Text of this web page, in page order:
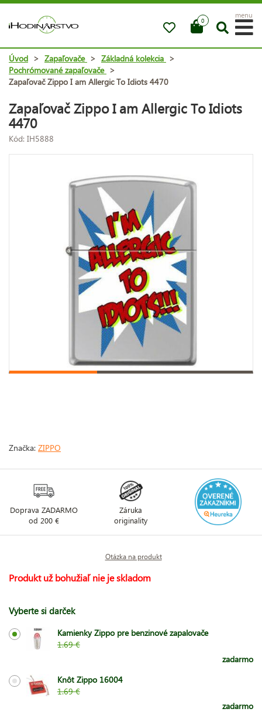
0
menu
Úvod > Zapaľovače > Základná kolekcia >
Pochrómované zapaľovače >
Zapaľovač Zippo I am Allergic To Idiots 4470
Zapaľovač Zippo I am Allergic To Idiots
4470
Kód: IH5888
Značka: ZIPPO
Doprava ZADARMO
od 200 €
Záruka
originality
Otázka na produkt
Produkt už bohužiaľ nie je skladom
Vyberte si darček
Kamienky Zippo pre benzinové zapalovače
1.69 €
zadarmo
Knôt Zippo 16004
1.69 €
zadarmo